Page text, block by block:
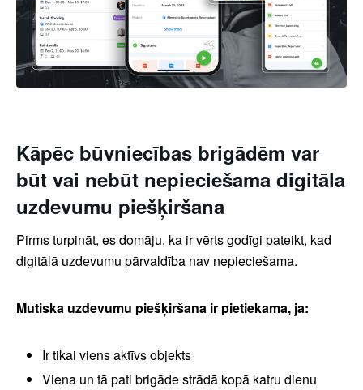
Kāpēc būvniecības brigādēm var
būt vai nebūt nepieciešama digitāla
uzdevumu piešķiršana
Pirms turpināt, es domāju, ka ir vērts godīgi pateikt, kad
digitālā uzdevumu pārvaldība nav nepieciešama.
Mutiska uzdevumu piešķiršana ir pietiekama, ja:
Ir tikai viens aktīvs objekts
Viena un tā pati brigāde strādā kopā katru dienu